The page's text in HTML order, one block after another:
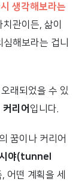
생각해보라는
관이든, 삶이
해보라는 겁니
래되었을 수 있
커리어 입니다.
꿈이나 커리어
야(tunnel
어떤 계획을 세